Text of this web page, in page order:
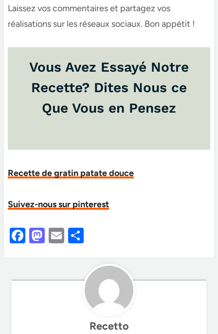
Laissez vos commentaires et partagez vos
réalisations sur les réseaux sociaux. Bon appétit !
Vous Avez Essayé Notre
Recette? Dites Nous ce
Que Vous en Pensez
Recette de gratin patate douce
Suivez-nous sur pinterest
F
e
M
d
E
ar
e
Recetto